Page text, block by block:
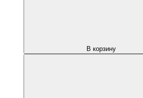
В корзину